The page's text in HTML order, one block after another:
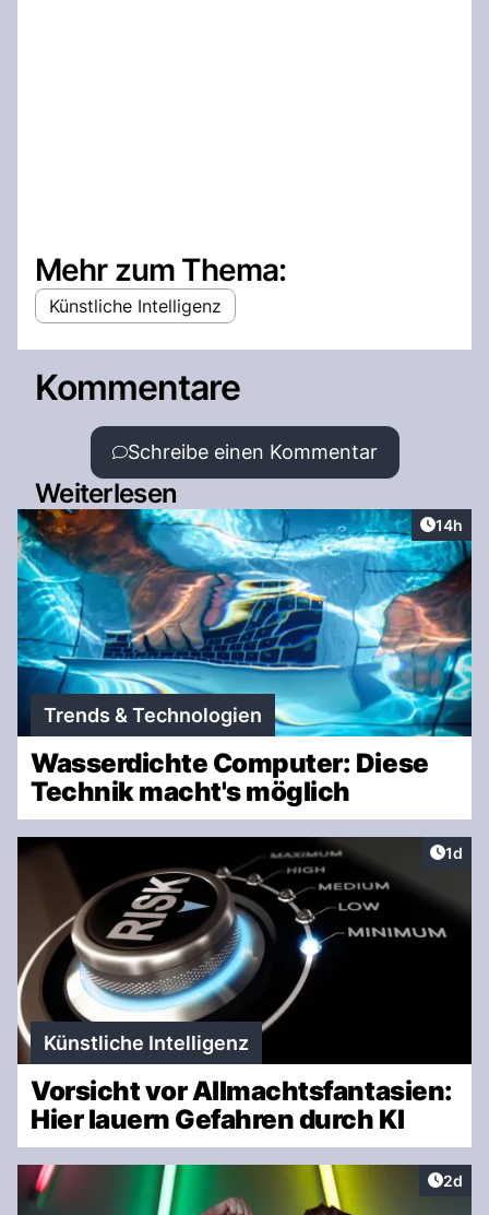
Mehr zum Thema:
Künstliche Intelligenz
Kommentare
Schreibe einen Kommentar
Weiterlesen
Artikel
14h
Trends & Technologien
Wasserdichte Computer: Diese
Technik macht's möglich
1d
Künstliche Intelligenz
Vorsicht vor Allmachtsfantasien:
Hier lauern Gefahren durch KI
2d